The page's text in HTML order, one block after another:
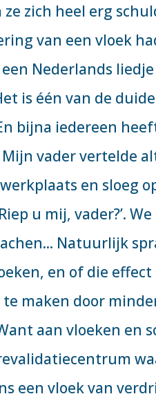
zich heel erg
van een vloek
Nederlands
is één van de
bijna iedereen
vader vertelde
en sloeg
u mij, vader?’.
Natuurlijk
en of die
maken door
aan vloeken en
een vloek van